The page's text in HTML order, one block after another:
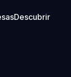
Descubrir